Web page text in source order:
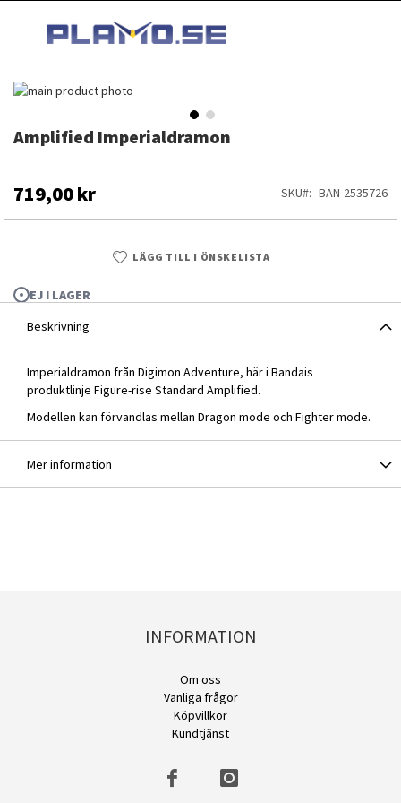
INNEHÅLLET
Amplified Imperialdramon
719,00 kr SKU BAN-2535726
LÄGG TILL I ÖNSKELISTA
EJ I LAGER
Hoppa
av
Amplified Imperialdramon
Hoppa
av
bildgalleriet
Beskrivning
Imperialdramon från Digimon Adventure, här i Bandais
produktlinje Figure-rise Standard Amplified.
Modellen kan förvandlas mellan Dragon mode och Fighter mode.
Mer information
INFORMATION
Om oss
Vanliga frågor
Köpvillkor
Kundtjänst